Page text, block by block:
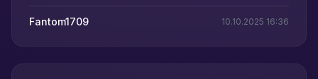
Fantom1709 10.10.2025 16:36